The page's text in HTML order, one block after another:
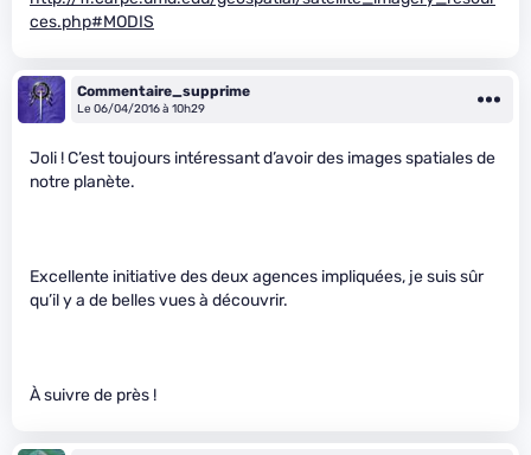
ces.php#MODIS
Commentaire_supprime
Le 06/04/2016 à 10h29
Joli ! C’est toujours intéressant d’avoir des images spatiales de
notre planète.
Excellente initiative des deux agences impliquées, je suis sûr
qu’il y a de belles vues à découvrir.
À suivre de près !